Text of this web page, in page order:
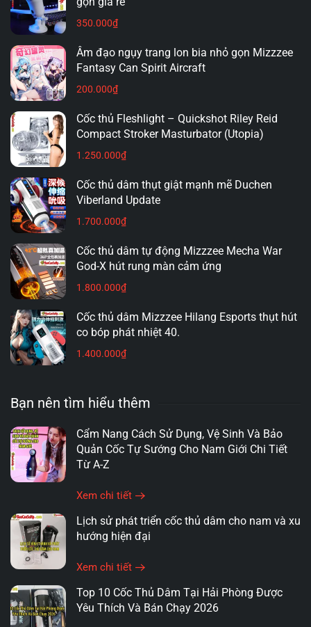
350.000₫
Âm đạo ngụy trang lon bia nhỏ gọn Mizzzee
Fantasy Can Spirit Aircraft
200.000₫
Cốc thủ Fleshlight – Quickshot Riley Reid
Compact Stroker Masturbator (Utopia)
1.250.000₫
Cốc thủ dâm thụt giật mạnh mẽ Duchen
Viberland Update
1.700.000₫
Cốc thủ dâm tự động Mizzzee Mecha War
God-X hút rung màn cảm ứng
1.800.000₫
Cốc thủ dâm Mizzzee Hilang Esports thụt hút
co bóp phát nhiệt 40.
1.400.000₫
Bạn nên tìm hiểu thêm
Cẩm Nang Cách Sử Dụng, Vệ Sinh Và Bảo
Quản Cốc Tự Sướng Cho Nam Giới Chi Tiết
Từ A-Z
Xem chi tiết
Lịch sử phát triển cốc thủ dâm cho nam và xu
hướng hiện đại
Xem chi tiết
Top 10 Cốc Thủ Dâm Tại Hải Phòng Được
Yêu Thích Và Bán Chạy 2026